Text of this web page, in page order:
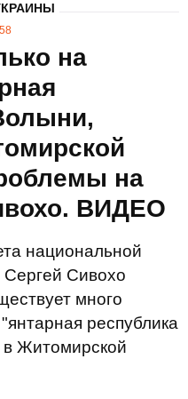
на
на
ВИДЕО
национальной
Сивохо
много
республика
Житомирской